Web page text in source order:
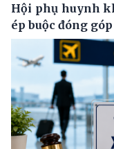
Hội phụ huynh
ép buộc đóng góp